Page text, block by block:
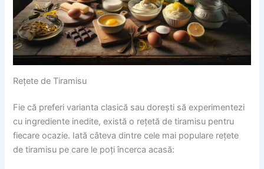
Rețete de Tiramisu
Fie că preferi varianta clasică sau dorești să experimentezi
cu ingrediente inedite, există o rețetă de tiramisu pentru
fiecare ocazie. Iată câteva dintre cele mai populare rețete
de tiramisu pe care le poți încerca acasă: